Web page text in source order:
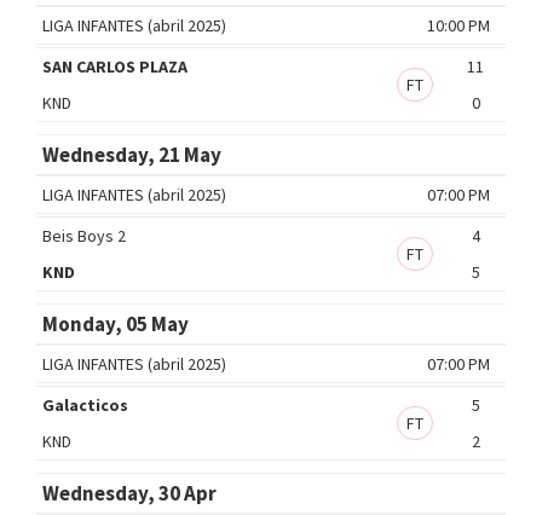
10:00 PM
LIGA INFANTES (abril 2025)
SAN CARLOS PLAZA
11
FT
KND
0
Wednesday, 21 May
07:00 PM
LIGA INFANTES (abril 2025)
Beis Boys 2
4
FT
KND
5
Monday, 05 May
07:00 PM
LIGA INFANTES (abril 2025)
Galacticos
5
FT
KND
2
Wednesday, 30 Apr